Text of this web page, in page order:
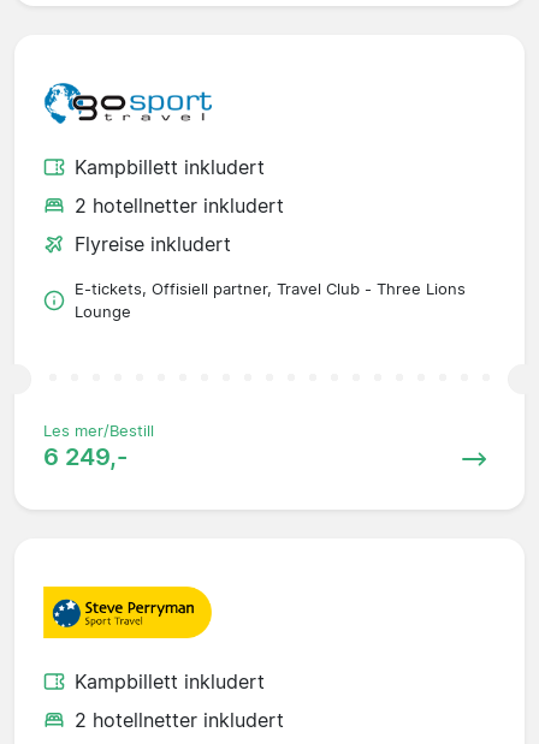
Kampbillett inkludert
2 hotellnetter inkludert
Flyreise inkludert
E-tickets, Offisiell partner, Travel Club - Three Lions
Lounge
Les mer/Bestill
6 249,-
Kampbillett inkludert
2 hotellnetter inkludert